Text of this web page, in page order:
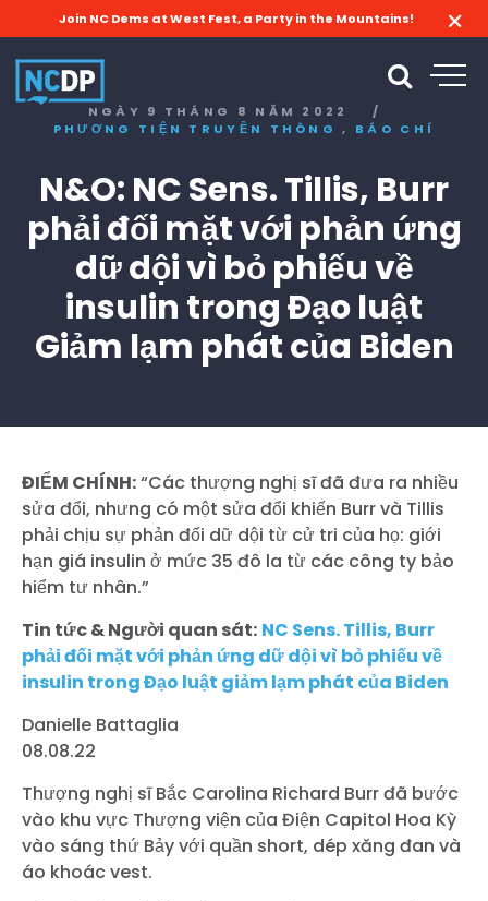
Join NC Dems at West Fest, a Party in the Mountains!
NGÀY 9 THÁNG 8 NĂM 2022
/
PHƯƠNG TIỆN TRUYỀN THÔNG , BÁO CHÍ
N&O: NC Sens. Tillis, Burr
phải đối mặt với phản ứng
dữ dội vì bỏ phiếu về
insulin trong Đạo luật
Giảm lạm phát của Biden
ĐIỂM CHÍNH:“Các thượng nghị sĩ đã đưa ra nhiều
sửa đổi, nhưng có một sửa đổi khiến Burr và Tillis
phải chịu sự phản đối dữ dội từ cử tri của họ: giới
hạn giá insulin ở mức 35 đô la từ các công ty bảo
hiểm tư nhân.”
Tin tức & Người quan sát: NC Sens. Tillis, Burr
phải đối mặt với phản ứng dữ dội vì bỏ phiếu về
insulin trong Đạo luật giảm lạm phát của Biden
Danielle Battaglia
08.08.22
Thượng nghị sĩ Bắc Carolina Richard Burr đã bước
vào khu vực Thượng viện của Điện Capitol Hoa Kỳ
vào sáng thứ Bảy với quần short, dép xăng đan và
áo khoác vest.